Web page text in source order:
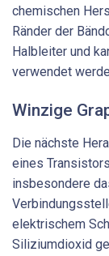
chemischen
Ränder der
Halbleiter und
verwendet
Winzige
Die nächste
eines
insbesondere
elektrischem
Siliziumdioxid